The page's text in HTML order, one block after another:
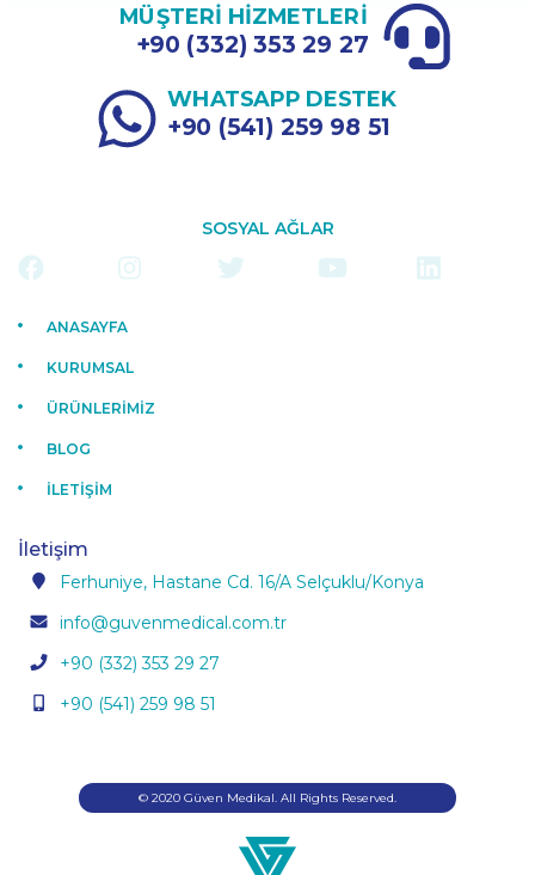
MÜŞTERİ HİZMETLERİ
+90 (332) 353 29 27
WHATSAPP DESTEK
+90 (541) 259 98 51
SOSYAL AĞLAR
ANASAYFA
KURUMSAL
ÜRÜNLERİMİZ
BLOG
İLETİŞİM
İletişim
Ferhuniye, Hastane Cd. 16/A Selçuklu/Konya
info@guvenmedical.com.tr
+90 (332) 353 29 27
+90 (541) 259 98 51
© 2020 Güven Medikal. All Rights Reserved.